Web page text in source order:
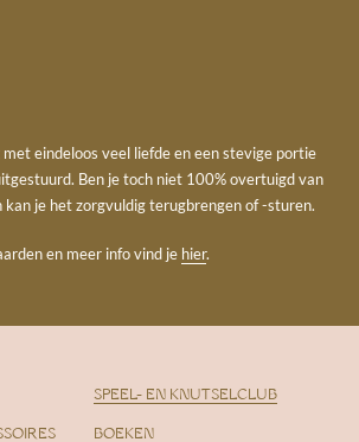
eindeloos veel liefde en een stevige portie
Ben je toch niet 100% overtuigd van
je het zorgvuldig terugbrengen of -sturen.
en meer info vind je hier.
SPEEL- EN KNUTSELCLUB
BOEKEN